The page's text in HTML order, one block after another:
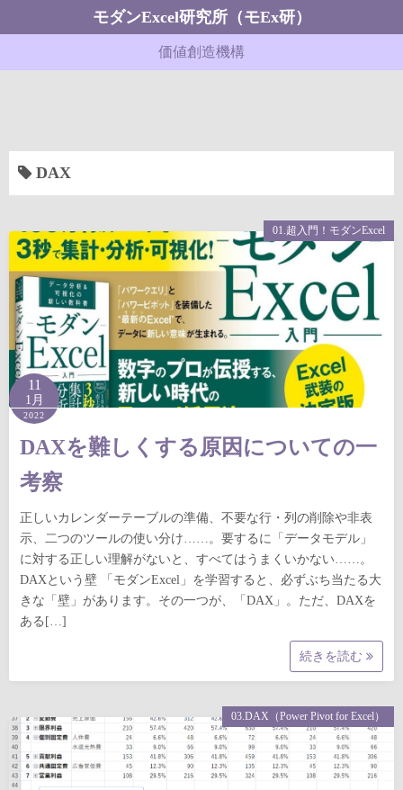
ン
ス
ッ
モダンExcel研究所（モEx研）
価値創造機構
DAX
01.超入門！モダンExcel
11
1月
2022
DAXを難しくする原因についての一
考察
正しいカレンダーテーブルの準備、不要な行・列の削除や非表
示、二つのツールの使い分け……。要するに「データモデル」
に対する正しい理解がないと、すべてはうまくいかない……。
DAXという壁 「モダンExcel」を学習すると、必ずぶち当たる大
きな「壁」があります。その一つが、「DAX」。ただ、DAXを
ある[…]
続きを読む
03.DAX（Power Pivot for Excel）